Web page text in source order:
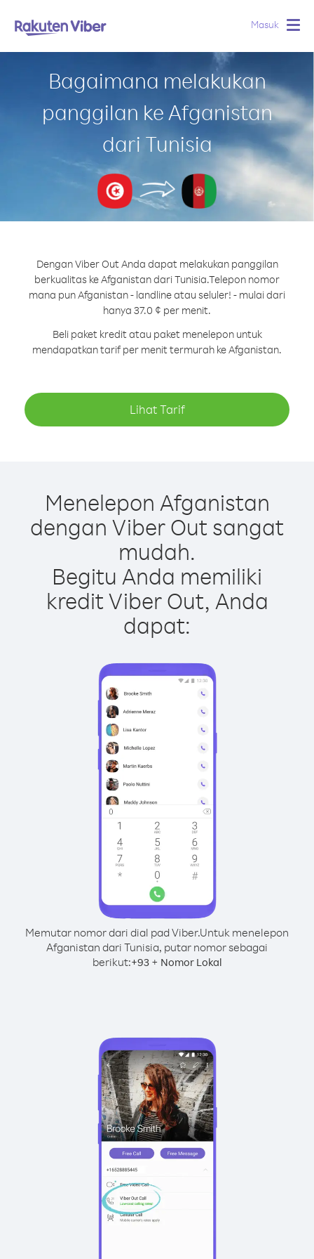
Masuk
Bagaimana melakukan
panggilan ke Afganistan
dari Tunisia
Dengan Viber Out Anda dapat melakukan panggilan
berkualitas ke Afganistan dari Tunisia.Telepon nomor
mana pun Afganistan - landline atau seluler! - mulai dari
hanya 37.0 ¢ per menit.
Beli paket kredit atau paket menelepon untuk
mendapatkan tarif per menit termurah ke Afganistan.
Lihat Tarif
Menelepon Afganistan
dengan Viber Out sangat
mudah.
Begitu Anda memiliki
kredit Viber Out, Anda
dapat:
Memutar nomor dari dial pad Viber.Untuk menelepon
Afganistan dari Tunisia, putar nomor sebagai
berikut:+93+ Nomor Lokal